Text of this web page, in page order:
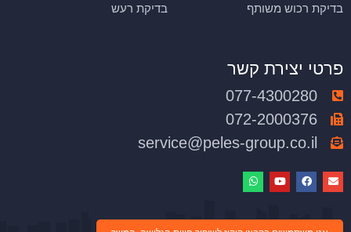
בדיקת רכוש משותף
בדיקת רעש
פרטי יצירת קשר
077-4300280
072-2000376
service@peles-group.co.il